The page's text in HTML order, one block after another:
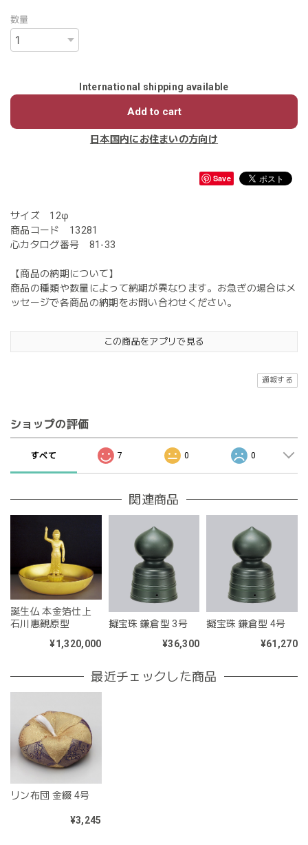
数量
International shipping available
Add to cart
日本国内にお住まいの方向け
Save
サイズ 12φ
商品コード 13281
心カタログ番号 81-33
【商品の納期について】
商品の種類や数量によって納期が異なります。お急ぎの場合はメ
ッセージで各商品の納期をお問い合わせください。
この商品をアプリで見る
通報する
ショップの評価
すべて 7 0 0
関連商品
誕生仏 本金箔仕上
石川惠観原型
¥1,320,000
擬宝珠 鎌倉型 3号
¥36,300
擬宝珠 鎌倉型 4号
¥61,270
最近チェックした商品
リン布団 金綴 4号
¥3,245